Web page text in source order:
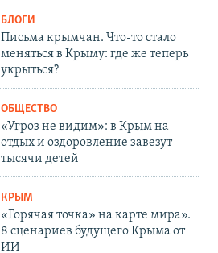
БЛОГИ
Письма крымчан. Что-то стало
меняться в Крыму: где же теперь
укрыться?
ОБЩЕСТВО
«Угроз не видим»: в Крым на
отдых и оздоровление завезут
тысячи детей
КРЫМ
«Горячая точка» на карте мира».
8 сценариев будущего Крыма от
ИИ